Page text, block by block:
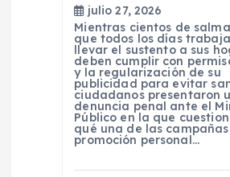
julio 27, 2026
Mientras cientos de
que todos los días
llevar el sustento a sus
deben cumplir con
y la regularización de su
publicidad para evitar
ciudadanos presentaron
denuncia penal ante el
Público en la que
qué una de las
promoción personal…